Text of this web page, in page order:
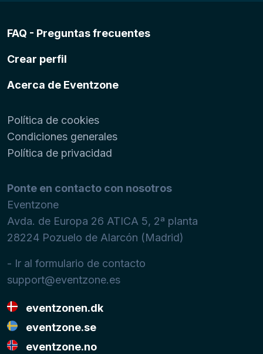
FAQ - Preguntas frecuentes
Crear perfil
Acerca de Eventzone
Política de cookies
Condiciones generales
Política de privacidad
Ponte en contacto con nosotros
Eventzone
Avda. de Europa 26 ATICA 5, 2ª planta
28224 Pozuelo de Alarcón (Madrid)
- Ir al formulario de contacto
support@eventzone.es
eventzonen.dk
eventzone.se
eventzone.no